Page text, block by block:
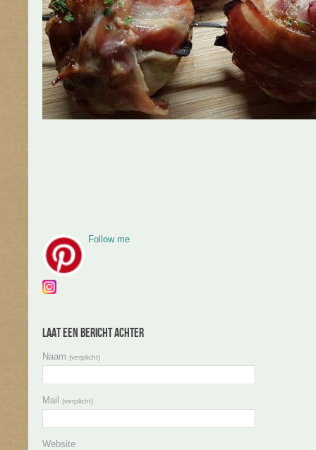
Follow me
Laat een bericht achter
Naam (verplicht)
Mail (verplicht)
Website